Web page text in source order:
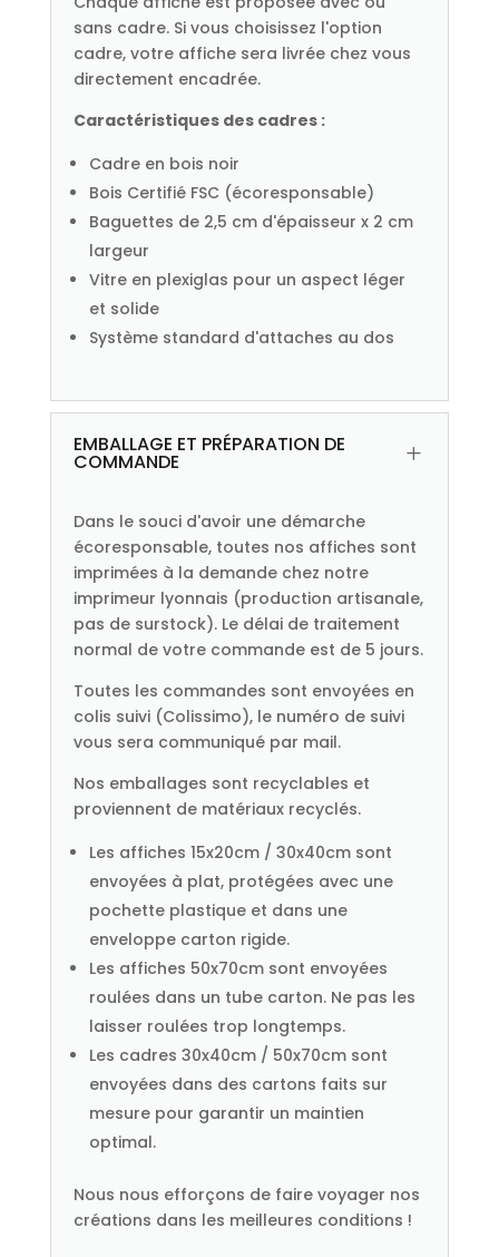
sans cadre. Si vous choisissez l'option
cadre, votre affiche sera livrée chez vous
directement encadrée.
Caractéristiques des cadres :
Cadre en bois noir
Bois Certifié FSC (écoresponsable)
Baguettes de 2,5 cm d'épaisseur x 2 cm
largeur
Vitre en plexiglas pour un aspect léger
et solide
Système standard d'attaches au dos
EMBALLAGE ET PRÉPARATION DE
COMMANDE L
Dans le souci d'avoir une démarche
écoresponsable, toutes nos affiches sont
imprimées à la demande chez notre
imprimeur lyonnais (production artisanale,
pas de surstock). Le délai de traitement
normal de votre commande est de 5 jours.
Toutes les commandes sont envoyées en
colis suivi (Colissimo), le numéro de suivi
vous sera communiqué par mail.
Nos emballages sont recyclables et
proviennent de matériaux recyclés.
Les affiches 15x20cm / 30x40cm sont
envoyées à plat, protégées avec une
pochette plastique et dans une
enveloppe carton rigide.
Les affiches 50x70cm sont envoyées
roulées dans un tube carton. Ne pas les
laisser roulées trop longtemps.
Les cadres 30x40cm / 50x70cm sont
envoyées dans des cartons faits sur
mesure pour garantir un maintien
optimal.
Nous nous efforçons de faire voyager nos
créations dans les meilleures conditions !